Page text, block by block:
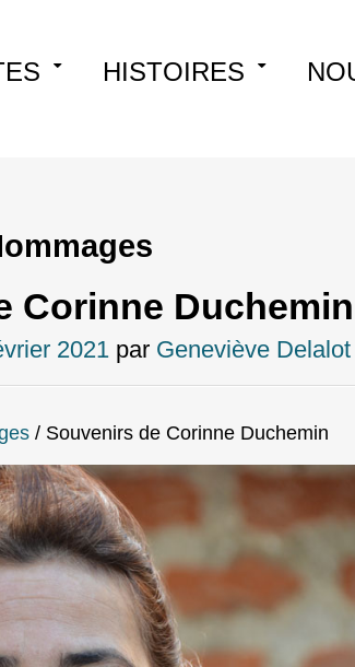
HISTOIRES
Corinne Duchemin
2021 par Geneviève Delalot
/ Souvenirs de Corinne Duchemin